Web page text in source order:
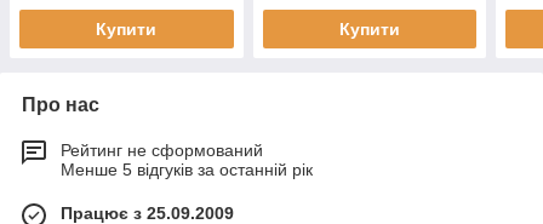
замовлення
Купити
замовлення
Купити
Про нас
Рейтинг не сформований
Менше 5 відгуків за останній рік
Працює з 25.09.2009